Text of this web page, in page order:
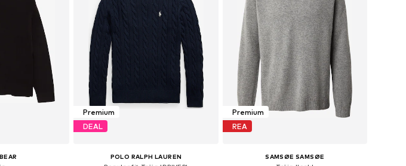
Premium
DEAL
POLO RALPH LAUREN
Premium
REA
SAMSØE SAMSØE